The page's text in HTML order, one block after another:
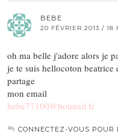
BEBE
20 FÉVRIER 2013 / 18
oh ma belle j'adore alors je
je te suis hellocoton
partage
mon email
bebe77100@hotmail.fr
CONNECTEZ-VOUS POUR